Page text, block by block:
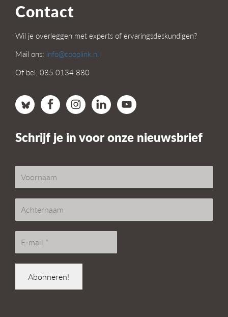
Contact
Wil je overleggen met experts of ervaringsdeskundigen?
Mail ons: info@cooplink.nl
Of bel: 085 0134 880
Schrijf je in voor onze nieuwsbrief